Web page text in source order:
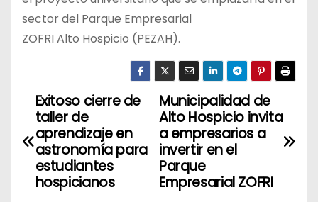
sector del Parque Empresarial
ZOFRI Alto Hospicio (PEZAH).
N
a
Municipalidad de
Alto Hospicio invita
a empresarios a
invertir en el
Parque
Empresarial ZOFRI
Exitoso cierre de
taller de
aprendizaje en
astronomía para
estudiantes
hospicianos